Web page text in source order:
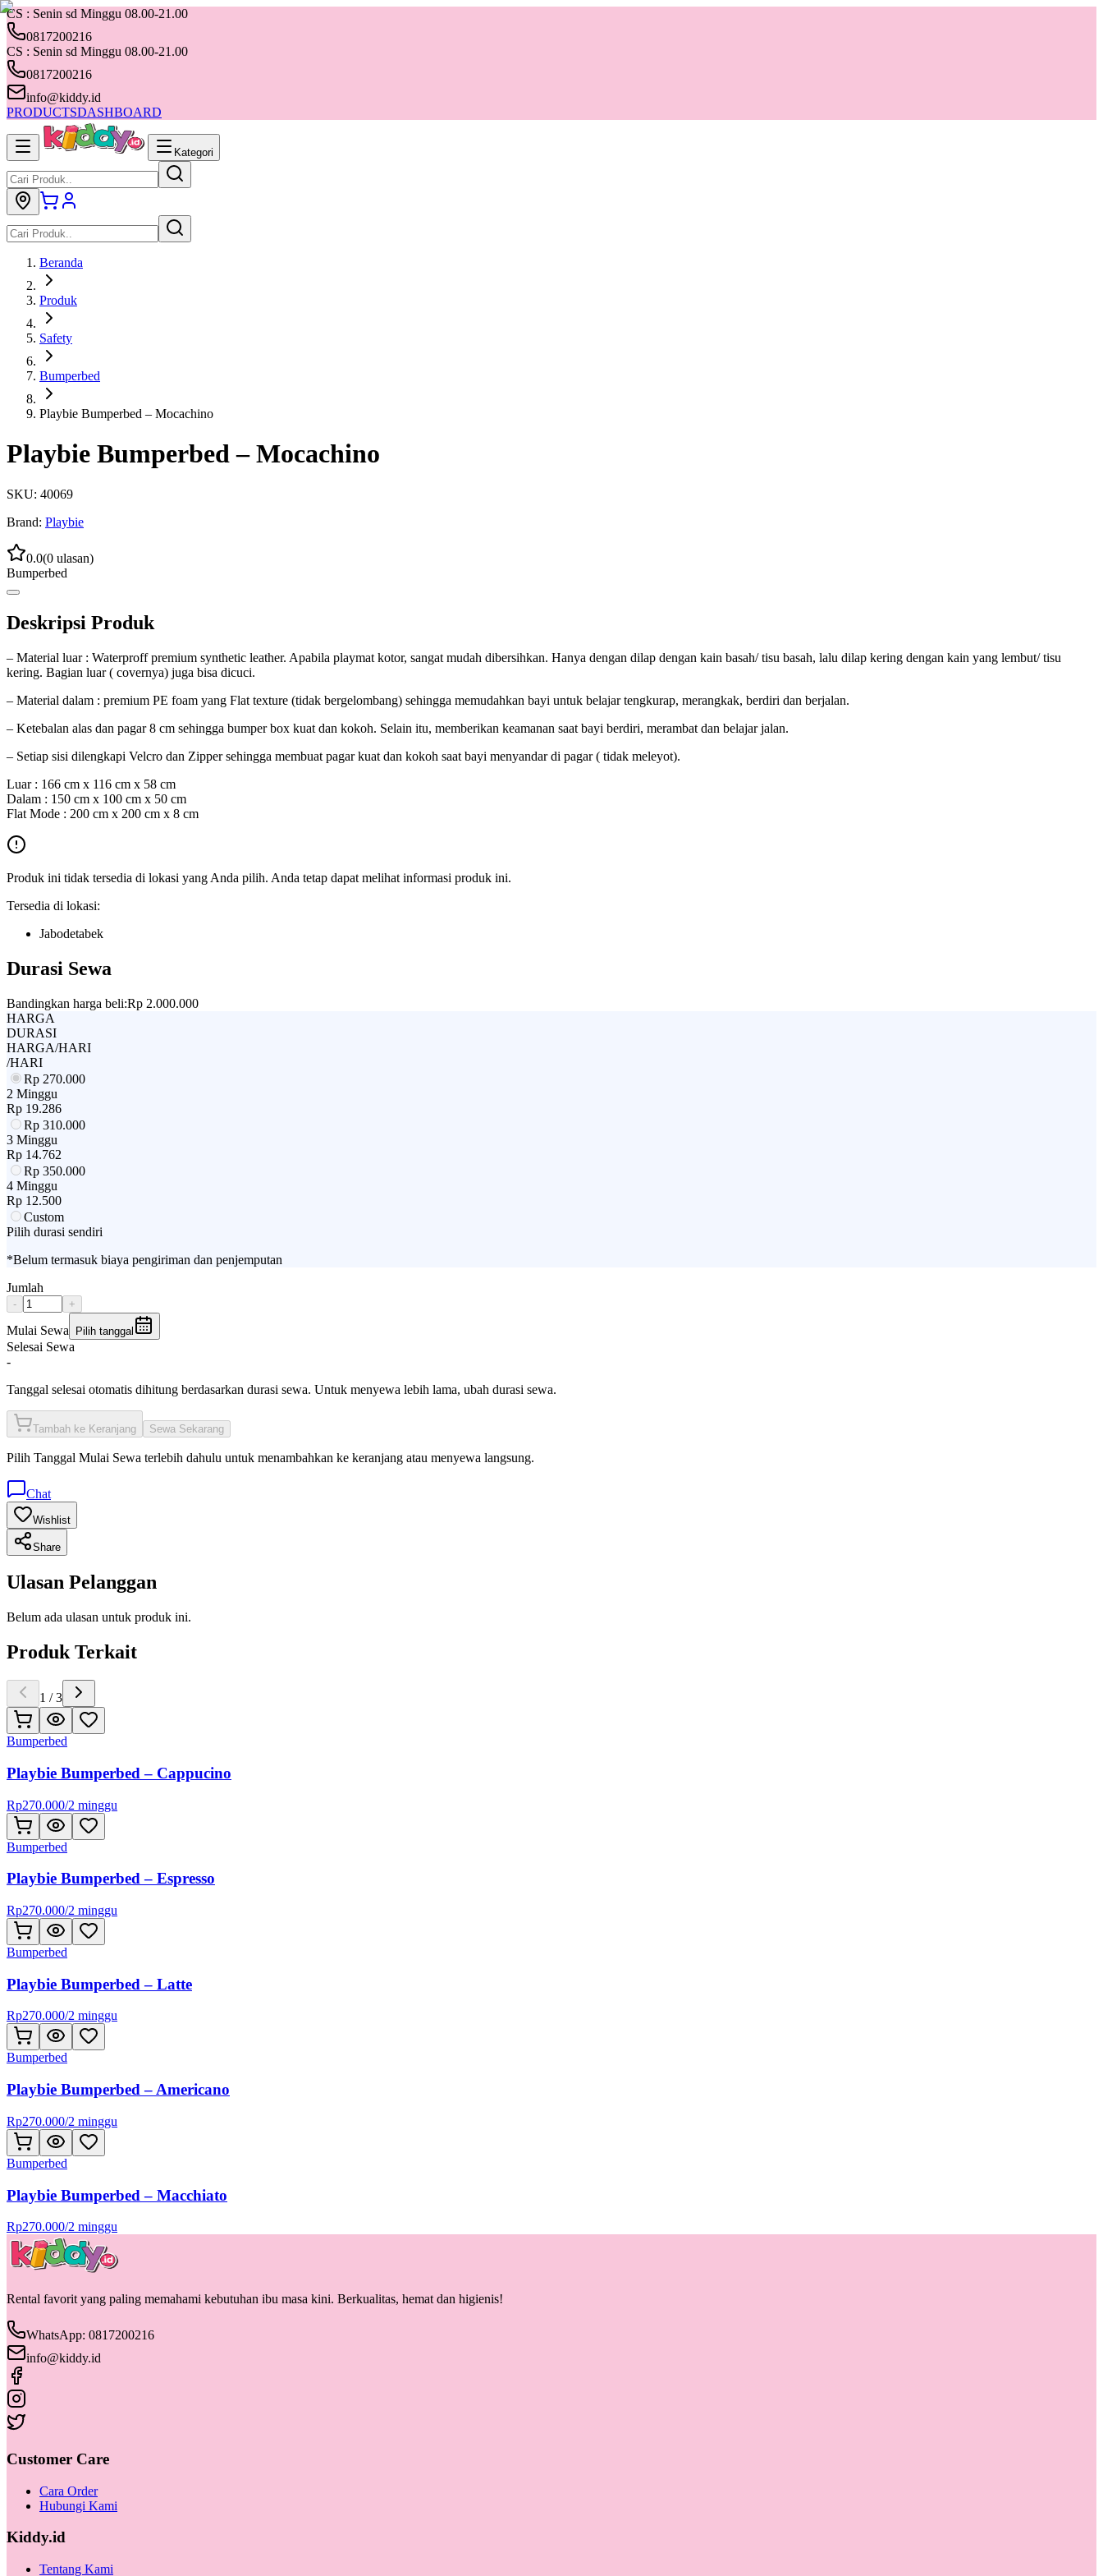
CS : Senin sd Minggu 08.00-21.00
0817200216
CS : Senin sd Minggu 08.00-21.00
0817200216
info@kiddy.id
PRODUCTSDASHBOARD
Kategori
Beranda
Produk
Safety
Bumperbed
Playbie Bumperbed – Mocachino
Playbie Bumperbed – Mocachino
SKU: 40069
Brand: Playbie
0.0(0 ulasan)
Bumperbed
Deskripsi Produk
– Material luar : Waterproff premium synthetic leather. Apabila playmat kotor, sangat mudah dibersihkan. Hanya dengan dilap dengan kain basah/ tisu basah, lalu dilap kering dengan kain yang lembut/ tisu
kering. Bagian luar ( covernya) juga bisa dicuci.
– Material dalam : premium PE foam yang Flat texture (tidak bergelombang) sehingga memudahkan bayi untuk belajar tengkurap, merangkak, berdiri dan berjalan.
– Ketebalan alas dan pagar 8 cm sehingga bumper box kuat dan kokoh. Selain itu, memberikan keamanan saat bayi berdiri, merambat dan belajar jalan.
– Setiap sisi dilengkapi Velcro dan Zipper sehingga membuat pagar kuat dan kokoh saat bayi menyandar di pagar ( tidak meleyot).
Luar : 166 cm x 116 cm x 58 cm
Dalam : 150 cm x 100 cm x 50 cm
Flat Mode : 200 cm x 200 cm x 8 cm
Produk ini tidak tersedia di lokasi yang Anda pilih. Anda tetap dapat melihat informasi produk ini.
Tersedia di lokasi:
Jabodetabek
Durasi Sewa
Bandingkan harga beli:Rp 2.000.000
HARGA
DURASI
HARGA/HARI
/HARI
Rp 270.000
2 Minggu
Rp 19.286
Rp 310.000
3 Minggu
Rp 14.762
Rp 350.000
4 Minggu
Rp 12.500
Custom
Pilih durasi sendiri
*Belum termasuk biaya pengiriman dan penjemputan
Jumlah
- +
Mulai Sewa Pilih tanggal
Selesai Sewa
-
Tanggal selesai otomatis dihitung berdasarkan durasi sewa. Untuk menyewa lebih lama, ubah durasi sewa.
Tambah ke Keranjang Sewa Sekarang
Pilih Tanggal Mulai Sewa terlebih dahulu untuk menambahkan ke keranjang atau menyewa langsung.
Chat
Wishlist
Share
Ulasan Pelanggan
Belum ada ulasan untuk produk ini.
Produk Terkait
1 /3
Bumperbed
Playbie Bumperbed – Cappucino
Rp270.000/2 minggu
Bumperbed
Playbie Bumperbed – Espresso
Rp270.000/2 minggu
Bumperbed
Playbie Bumperbed – Latte
Rp270.000/2 minggu
Bumperbed
Playbie Bumperbed – Americano
Rp270.000/2 minggu
Bumperbed
Playbie Bumperbed – Macchiato
Rp270.000/2 minggu
Rental favorit yang paling memahami kebutuhan ibu masa kini. Berkualitas, hemat dan higienis!
WhatsApp: 0817200216
info@kiddy.id
Customer Care
Cara Order
Hubungi Kami
Kiddy.id
Tentang Kami